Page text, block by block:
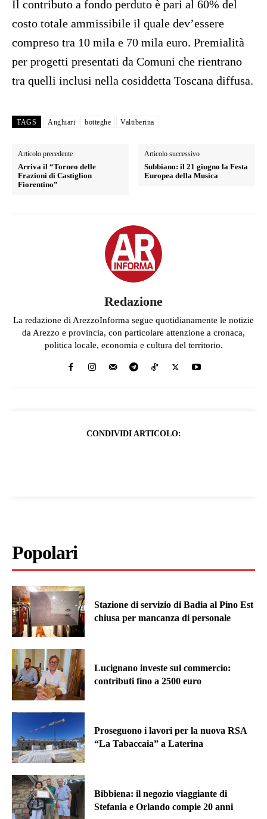
Il contributo a fondo perduto è pari al 60% del
costo totale ammissibile il quale dev’essere
compreso tra 10 mila e 70 mila euro. Premialità
per progetti presentati da Comuni che rientrano
tra quelli inclusi nella cosiddetta Toscana diffusa.
TAGS Anghiari botteghe Valtiberina
Articolo precedente
Arriva il “Torneo delle
Frazioni di Castiglion
Fiorentino”
Articolo successivo
Subbiano: il 21 giugno la Festa
Europea della Musica
Redazione
La redazione di ArezzoInforma segue quotidianamente le notizie
da Arezzo e provincia, con particolare attenzione a cronaca,
politica locale, economia e cultura del territorio.
CONDIVIDI ARTICOLO:
Popolari
Stazione di servizio di Badia al Pino Est
chiusa per mancanza di personale
Lucignano investe sul commercio:
contributi fino a 2500 euro
Proseguono i lavori per la nuova RSA
“La Tabaccaia” a Laterina
Bibbiena: il negozio viaggiante di
Stefania e Orlando compie 20 anni